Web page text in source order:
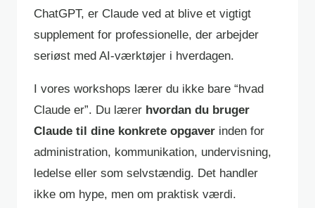
ChatGPT, er Claude ved at blive et vigtigt
supplement for professionelle, der arbejder
seriøst med AI-værktøjer i hverdagen.
I vores workshops lærer du ikke bare “hvad
Claude er”. Du lærer hvordan du bruger
Claude til dine konkrete opgaver inden for
administration, kommunikation, undervisning,
ledelse eller som selvstændig. Det handler
ikke om hype, men om praktisk værdi.